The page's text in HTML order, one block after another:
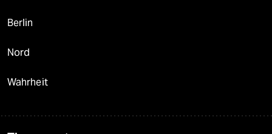
Berlin
Nord
Wahrheit